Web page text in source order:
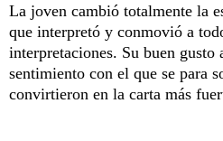
La joven cambió totalmente la
que interpretó y conmovió a
interpretaciones. Su buen gusto
sentimiento con el que se para
convirtieron en la carta más